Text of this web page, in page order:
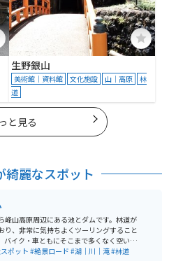
生野銀山
美術館｜資料館 文化施設 山｜高原
林
道
と見る
綺麗なスポット
峰山高原周辺にある池とダムです。林道が
り、非常に気持ちよくツーリングすること
バイク・車ともにそこまで多くなく空いて
。人は少なく、解放された自然が魅力で
ポット #絶景ロード #湖｜川｜滝#林道